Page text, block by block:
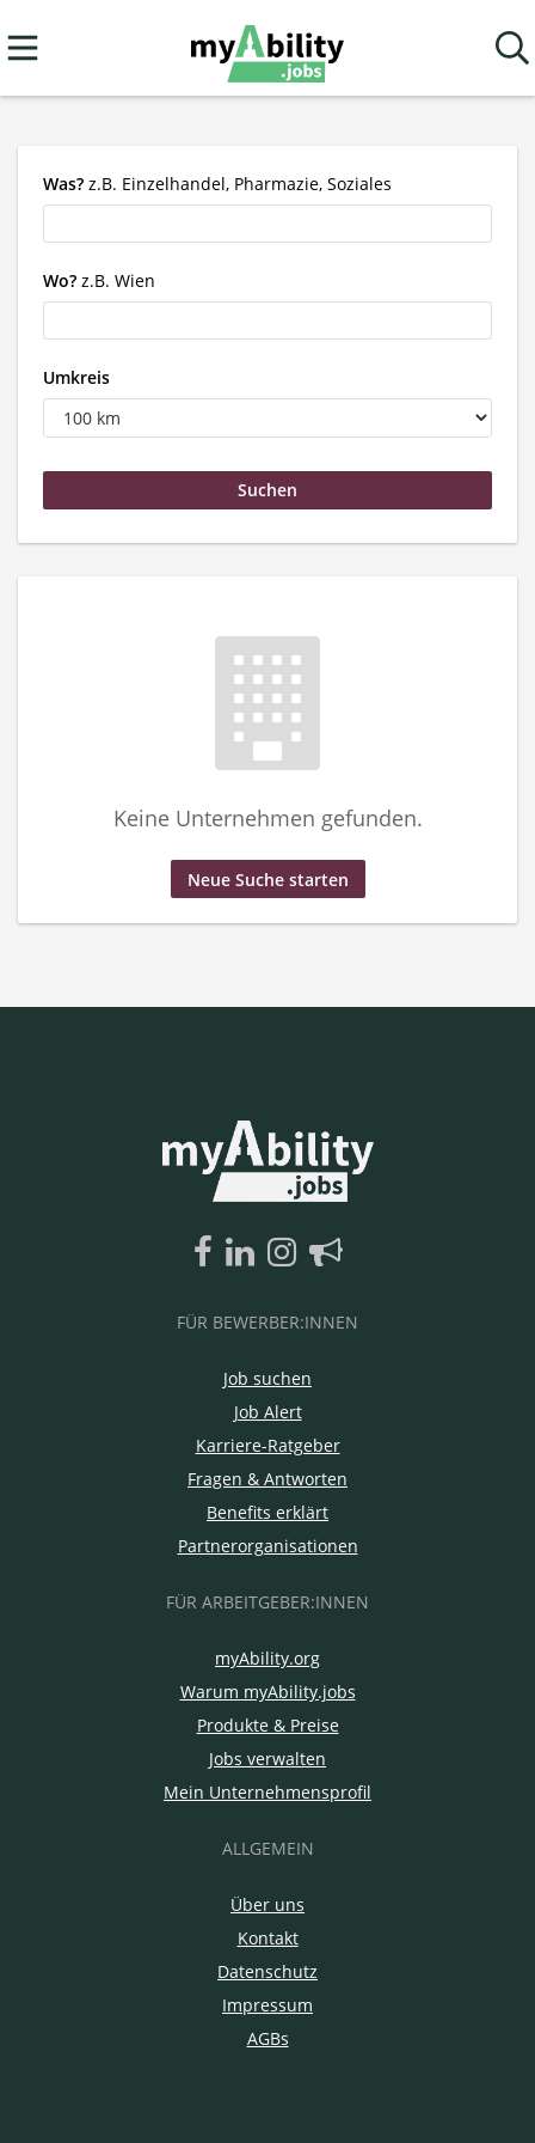
Was? z.B. Einzelhandel, Pharmazie, Soziales
Wo? z.B. Wien
Umkreis
Keine Unternehmen gefunden.
Neue Suche starten
FÜR BEWERBER:INNEN
Job suchen
Job Alert
Karriere-Ratgeber
Fragen & Antworten
Benefits erklärt
Partnerorganisationen
FÜR ARBEITGEBER:INNEN
myAbility.org
Warum myAbility.jobs
Produkte & Preise
Jobs verwalten
Mein Unternehmensprofil
ALLGEMEIN
Über uns
Kontakt
Datenschutz
Impressum
AGBs